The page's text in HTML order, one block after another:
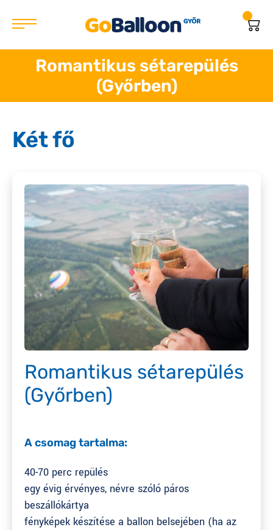
Romantikus sétarepülés
(Győrben)
Két fő
Romantikus sétarepülés
(Győrben)
A csomag tartalma:
40-70 perc repülés
egy évig érvényes, névre szóló páros
beszállókártya
fényképek készítése a ballon belsejében (ha az